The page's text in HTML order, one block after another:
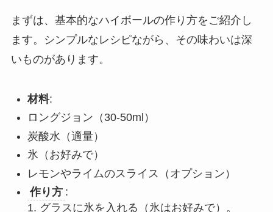
まずは、基本的なハイボールの作り方をご紹介し
ます。シンプルなレシピながら、その味わいは深
いものがあります。
材料:
ロングジョン（30-50ml）
炭酸水（適量）
氷（お好みで）
レモンやライムのスライス（オプション）
作り方 :
1. グラスに氷を入れる（氷はお好みで）。